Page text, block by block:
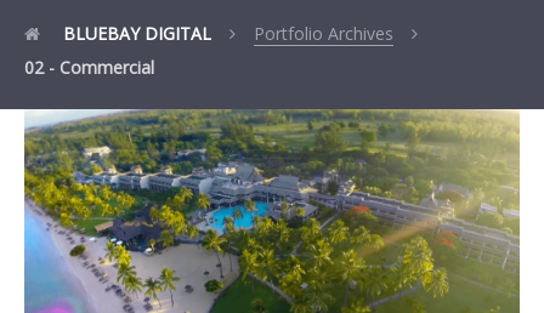
BLUEBAY DIGITAL
Portfolio Archives
02 - Commercial